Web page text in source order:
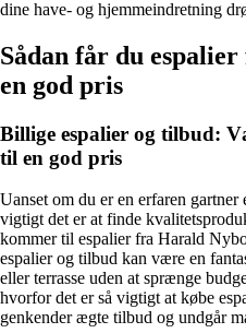
dine have- og hjemmeindretning
Sådan får du
en god pris
Billige espalier og tilbud:
til en god pris
Uanset om du er en erfaren
vigtigt det er at finde
kommer til espalier fra Harald
espalier og tilbud kan være en
eller terrasse uden at sprænge
hvorfor det er så vigtigt at købe
genkender ægte tilbud og undgår